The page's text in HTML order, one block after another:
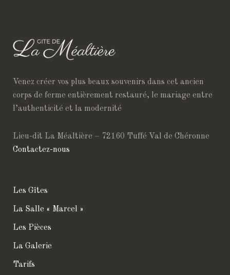
Venez créer vos plus beaux souvenirs dans cet ancien
corps de ferme entièrement restauré, le mariage entre
l’authenticité et la modernité
Lieu-dit La Méaltière – 72160 Tuffé Val de Chéronne
Contactez-nous
Les Gîtes
La Salle « Marcel »
Les Pièces
La Galerie
Tarifs